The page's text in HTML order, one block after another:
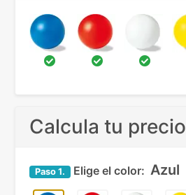
Calcula tu precio
Paso 1. Elige el color: Azul